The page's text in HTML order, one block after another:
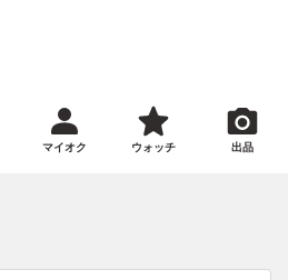
マイオク ウォッチ 出品